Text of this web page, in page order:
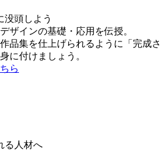
没頭しよう
ザインの基礎・応用を伝授。
品集を仕上げられるように「完成さ
に付けましょう。
ら
る人材へ